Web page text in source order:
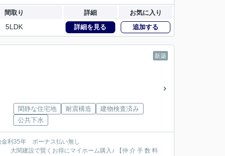
間取り 詳細 お気に入り
5LDK 詳細を見る 追加する
新築
閑静な住宅地 耐震構造
建物検査済み
公共下水